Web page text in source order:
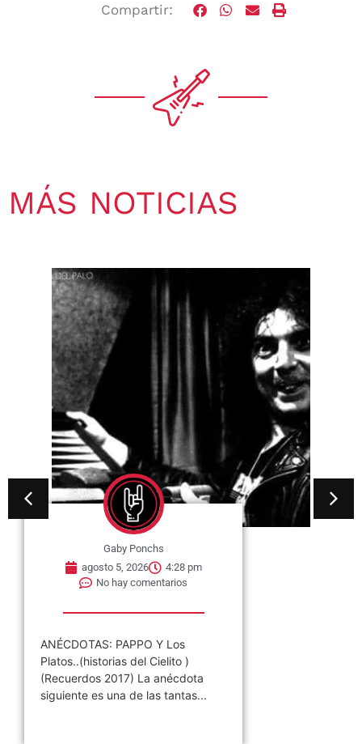
Compartir:
MÁS NOTICIAS
Gaby Ponchs
agosto 5, 2026
4:19 pm
No hay comentarios
«Charly me empezó a gustar con
La Máquina. Uno comienza a
prestarle atención a los artistas
cuando hacen...